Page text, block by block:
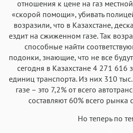
Iowan San Francisco
Аа
Helvetica Neue
Аа
Аа
Courier
Аа
отношения к цене на газ
«скорой помощи», убивать
возразили, что в Казахстане,
ездит на сжиженном газе. Так
способные найти
подонки, знающие, что не все
сегодня в Казахстане 4 271 616
единиц транспорта. Из них 310
газе – это 7,2% от всего
составляют 60% всего рынка
Но теперь по